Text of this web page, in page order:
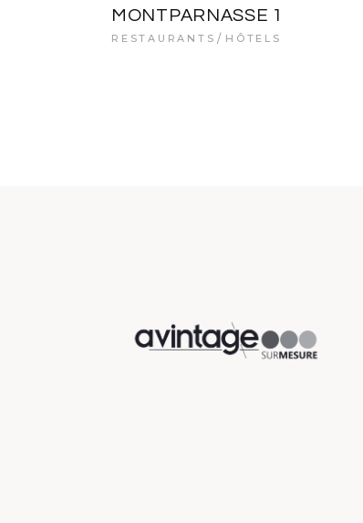
MONTPARNASSE 1
RESTAURANTS HÔTELS